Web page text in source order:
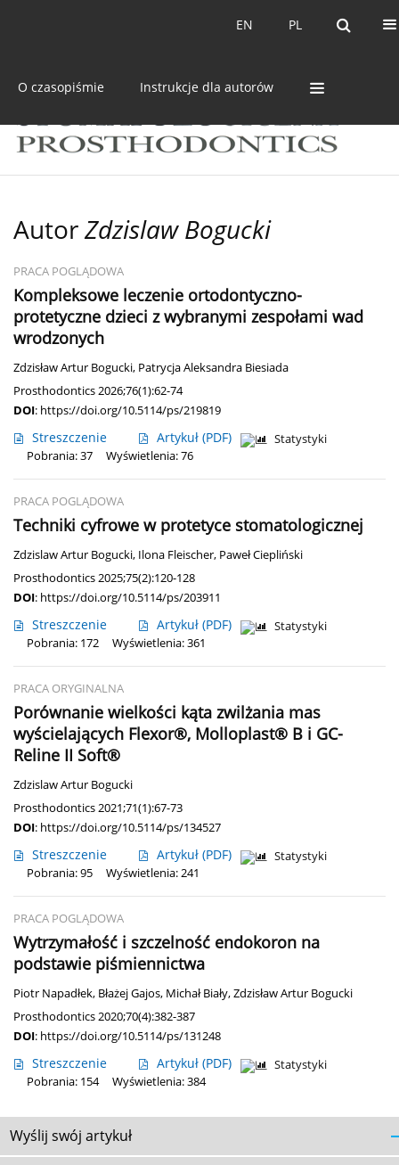
PL
EN PL
EN
O czasopiśmie Instrukcje dla autorów
AutorZdzislaw Bogucki
PRACA POGLĄDOWA
Kompleksowe leczenie ortodontyczno-
protetyczne dzieci z wybranymi zespołami wad
wrodzonych
Zdzisław Artur Bogucki, Patrycja Aleksandra Biesiada
Prosthodontics 2026;76(1):62-74
DOI: https://doi.org/10.5114/ps/219819
Streszczenie Artykuł (PDF)
Statystyki
Pobrania: 37
Wyświetlenia: 76
PRACA POGLĄDOWA
Techniki cyfrowe w protetyce stomatologicznej
Zdzislaw Artur Bogucki, Ilona Fleischer, Paweł Ciepliński
Prosthodontics 2025;75(2):120-128
DOI: https://doi.org/10.5114/ps/203911
Streszczenie Artykuł (PDF)
Statystyki
Pobrania: 172
Wyświetlenia: 361
PRACA ORYGINALNA
Porównanie wielkości kąta zwilżania mas
wyścielających Flexor®, Molloplast® B i GC-
Reline II Soft®
Zdzislaw Artur Bogucki
Prosthodontics 2021;71(1):67-73
DOI: https://doi.org/10.5114/ps/134527
Streszczenie Artykuł (PDF)
Statystyki
Pobrania: 95
Wyświetlenia: 241
PRACA POGLĄDOWA
Wytrzymałość i szczelność endokoron na
podstawie piśmiennictwa
Piotr Napadłek, Błażej Gajos, Michał Biały,Zdzisław Artur Bogucki
Prosthodontics 2020;70(4):382-387
DOI: https://doi.org/10.5114/ps/131248
Streszczenie Artykuł (PDF)
Statystyki
Pobrania: 154
Wyświetlenia: 384
Wyślij swój artykuł